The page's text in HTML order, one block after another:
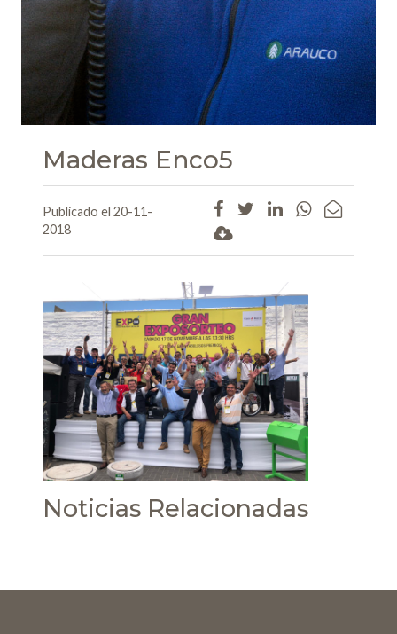
Maderas Enco5
Publicado el 20-11-
2018
Noticias Relacionadas